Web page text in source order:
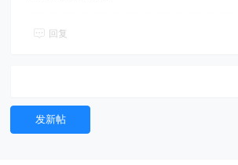
回复
发新帖